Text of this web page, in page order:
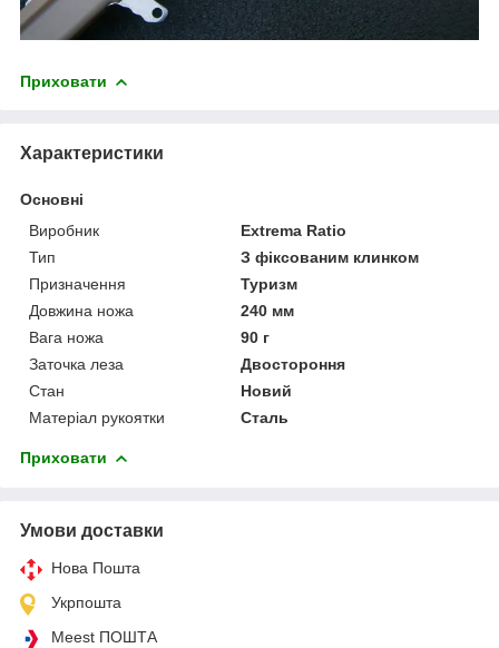
Приховати
Характеристики
Основні
Виробник
Extrema Ratio
Тип
З фіксованим клинком
Призначення
Туризм
Довжина ножа
240 мм
Вага ножа
90 г
Заточка леза
Двостороння
Стан
Новий
Матеріал рукоятки
Сталь
Приховати
Умови доставки
Нова Пошта
Укрпошта
Meest ПОШТА